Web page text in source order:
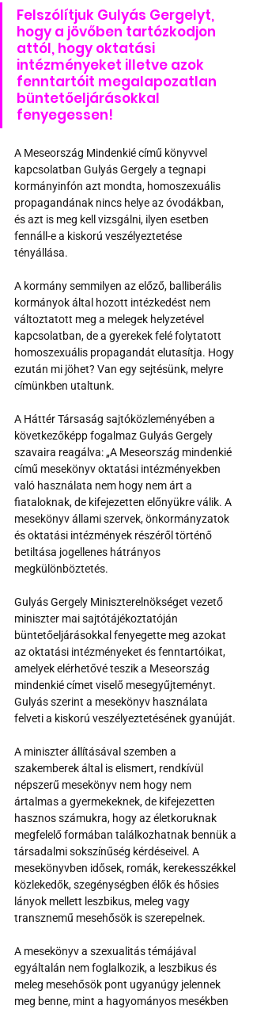
Felszólítjuk Gulyás Gergelyt,
hogy a jövőben tartózkodjon
attól, hogy oktatási
intézményeket illetve azok
fenntartóit megalapozatlan
büntetőeljárásokkal
fenyegessen!
A Meseország Mindenkié című könyvvel
kapcsolatban Gulyás Gergely a tegnapi
kormányinfón azt mondta, homoszexuális
propagandának nincs helye az óvodákban,
és azt is meg kell vizsgálni, ilyen esetben
fennáll-e a kiskorú veszélyeztetése
tényállása.
A kormány semmilyen az előző, balliberális
kormányok által hozott intézkedést nem
változtatott meg a melegek helyzetével
kapcsolatban, de a gyerekek felé folytatott
homoszexuális propagandát elutasítja. Hogy
ezután mi jöhet? Van egy sejtésünk, melyre
címünkben utaltunk.
A Háttér Társaság sajtóközleményében a
következőképp fogalmaz Gulyás Gergely
szavaira reagálva: „A Meseország mindenkié
című mesekönyv oktatási intézményekben
való használata nem hogy nem árt a
fiataloknak, de kifejezetten előnyükre válik. A
mesekönyv állami szervek, önkormányzatok
és oktatási intézmények részéről történő
betiltása jogellenes hátrányos
megkülönböztetés.
Gulyás Gergely Miniszterelnökséget vezető
miniszter mai sajtótájékoztatóján
büntetőeljárásokkal fenyegette meg azokat
az oktatási intézményeket és fenntartóikat,
amelyek elérhetővé teszik a Meseország
mindenkié címet viselő mesegyűjteményt.
Gulyás szerint a mesekönyv használata
felveti a kiskorú veszélyeztetésének gyanúját.
A miniszter állításával szemben a
szakemberek által is elismert, rendkívül
népszerű mesekönyv nem hogy nem
ártalmas a gyermekeknek, de kifejezetten
hasznos számukra, hogy az életkoruknak
megfelelő formában találkozhatnak bennük a
társadalmi sokszínűség kérdéseivel. A
mesekönyvben idősek, romák, kerekesszékkel
közlekedők, szegénységben élők és hősies
lányok mellett leszbikus, meleg vagy
transznemű mesehősök is szerepelnek.
A mesekönyv a szexualitás témájával
egyáltalán nem foglalkozik, a leszbikus és
meleg mesehősök pont ugyanúgy jelennek
meg benne, mint a hagyományos mesékben